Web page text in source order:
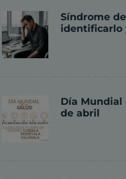
Síndrome
identificarlo
Día Mundial
de abril